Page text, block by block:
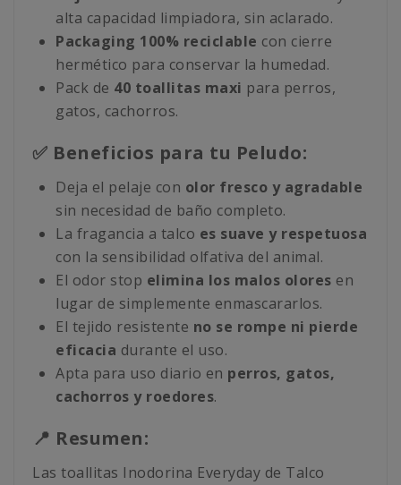
alta capacidad limpiadora, sin aclarado.
Packaging 100% reciclable con cierre
hermético para conservar la humedad.
Pack de 40 toallitas maxi para perros,
gatos, cachorros.
✅ Beneficios para tu Peludo:
Deja el pelaje con olor fresco y agradable
sin necesidad de baño completo.
La fragancia a talco es suave y respetuosa
con la sensibilidad olfativa del animal.
El odor stop elimina los malos olores en
lugar de simplemente enmascararlos.
El tejido resistente no se rompe ni pierde
eficacia durante el uso.
Apta para uso diario en perros, gatos,
cachorros y roedores.
📍 Resumen:
Las toallitas Inodorina Everyday de Talco